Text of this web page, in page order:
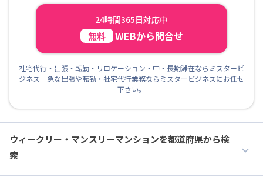
24時間365日対応中
無料 WEBから問合せ
社宅代行・出張・転勤・リロケーション・中・長期滞在ならミスタービ
ジネス 急な出張や転勤・社宅代行業務ならミスタービジネスにお任せ
下さい。
ウィークリー・マンスリーマンションを都道府県から検
索